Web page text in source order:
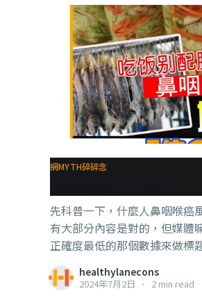
每天3個拳頭的蔬菜，2個拳頭的水
就是遺傳了，父母有近視的話
能性也會比較高， 但是只是可能性比較高，不代表
一定會，有做好第1 part的正
可能性的。 . . . 吃保健品的幫助，有，但是很小，
應該是說，如果你有做好那些
健品的效果才會比較大， 如果是都每天在暗暗的室
內近距離看亮亮的手機熒幕，
麼，都基本不會有效果。 . . . 最後，近視一旦形成，
是很難通過飲食和補充品來恢
如我的近視度從小學4年紀到今
～如果這麼容易就可以逆轉近
網MYTH碎碎念
先科普一下，什麼人鼻咽喉癌風險高？
有大部分內容是對的，但媒體
正確度最低的那個數據來做標題。 1，有基因
-家裡親屬有鼻咽喉癌的話，就需要
EB病毒感染 --這是一種華人比較容易感染並發病的
healthylanecons
2024年7月2日 • 2 min read